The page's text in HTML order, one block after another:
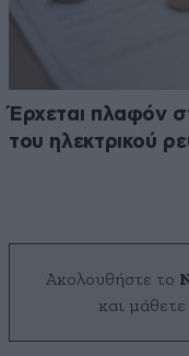
Έρχεται πλαφόν
του ηλεκτρικού
Ακολουθήστε το
και